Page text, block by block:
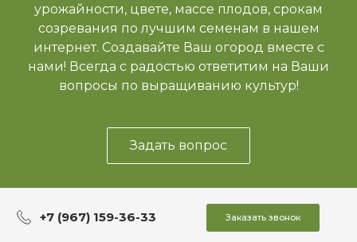
урожайности, цвете, массе плодов, срокам
созревания по лучшим семенам в нашем
интернет. Создавайте Ваш огород вместе с
нами! Всегда с радостью ответитим на Ваши
вопросы по выращиванию культур!
Задать вопрос
+7 (967) 159-36-33 Заказать звонок